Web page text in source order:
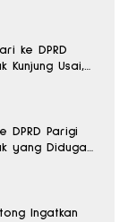
ke DPRD
Kunjung Usai,
DPRD Parigi
yang Diduga
Ingatkan